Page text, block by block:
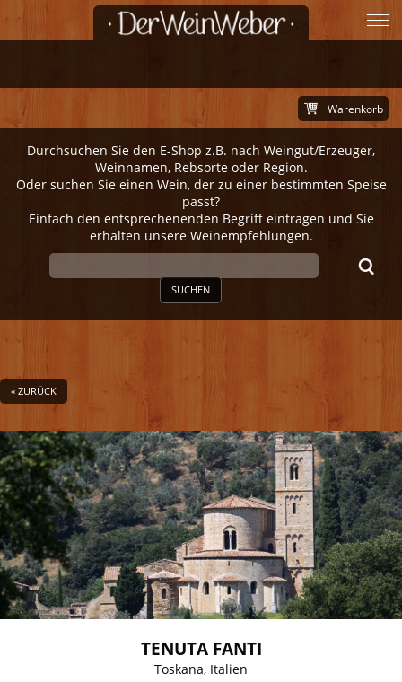
Durchsuchen Sie den E-Shop z.B. nach Weingut/Erzeuger,
Weinnamen, Rebsorte oder Region.
Oder suchen Sie einen Wein, der zu einer bestimmten Speise
passt?
Einfach den entsprechenenden Begriff eintragen und Sie
erhalten unsere Weinempfehlungen.
SUCHEN
Warenkorb
« ZURÜCK
TENUTA FANTI
Toskana, Italien